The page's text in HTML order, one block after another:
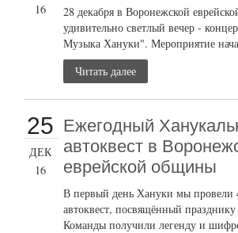
16
28 декабря в Воронежской
удивительно светлый вечер -
Музыка Хануки". Мероприятие
Читать далее
25
ДЕК
16
Ежегодный
автоквест в
еврейской общины
В первый день Хануки мы провели
автоквест, посвящённый празднику
Команды получили легенду и